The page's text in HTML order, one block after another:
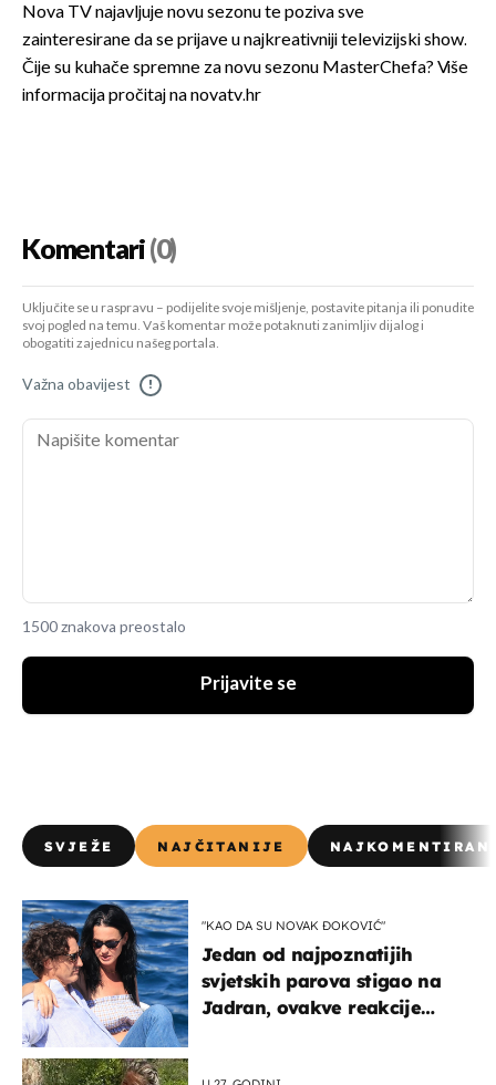
Nova TV najavljuje novu sezonu te poziva sve
zainteresirane da se prijave u najkreativniji televizijski show.
Čije su kuhače spremne za novu sezonu MasterChefa? Više
informacija pročitaj na novatv.hr
Komentari(0)
Uključite se u raspravu – podijelite svoje mišljenje, postavite pitanja ili ponudite
svoj pogled na temu. Vaš komentar može potaknuti zanimljiv dijalog i
obogatiti zajednicu našeg portala.
Važna obavijest !
1500 znakova preostalo
Prijavite se
SVJEŽE NAJČITANIJE
"KAO DA SU NOVAK ĐOKOVIĆ"
Jedan od najpoznatijih
svjetskih parova stigao na
Jadran, ovakve reakcije